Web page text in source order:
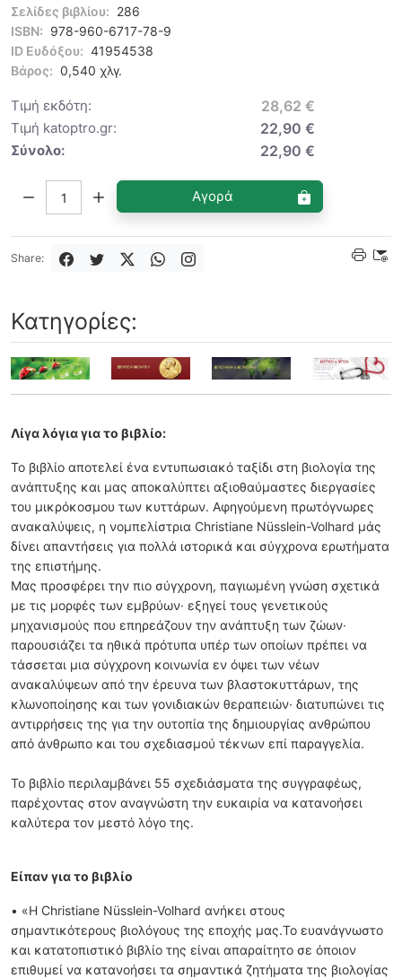
Σελίδες βιβλίου: 286
ISBN: 978-960-6717-78-9
ID Ευδόξου: 41954538
Βάρος: 0,540 χλγ.
Τιμή εκδότη: 28,62 €
Τιμή katoptro.gr: 22,90 €
Σύνολο: 22,90 €
Αγορά
Share:
Κατηγορίες:
Λίγα λόγια για το βιβλίο:
Το βιβλίο αποτελεί ένα εντυπωσιακό ταξίδι στη βιολογία της
ανάπτυξης και μας αποκαλύπτει αξιοθαύμαστες διεργασίες
του μικρόκοσμου των κυττάρων. Αφηγούμενη πρωτόγνωρες
ανακαλύψεις, η νομπελίστρια Christiane Nüsslein-Volhard μάς
δίνει απαντήσεις για πολλά ιστορικά και σύγχρονα ερωτήματα
της επιστήμης.
Μας προσφέρει την πιο σύγχρονη, παγιωμένη γνώση σχετικά
με τις μορφές των εμβρύων· εξηγεί τους γενετικούς
μηχανισμούς που επηρεάζουν την ανάπτυξη των ζώων·
παρουσιάζει τα ηθικά πρότυπα υπέρ των οποίων πρέπει να
τάσσεται μια σύγχρονη κοινωνία εν όψει των νέων
ανακαλύψεων από την έρευνα των βλαστοκυττάρων, της
κλωνοποίησης και των γονιδιακών θεραπειών· διατυπώνει τις
αντιρρήσεις της για την ουτοπία της δημιουργίας ανθρώπου
από άνθρωπο και του σχεδιασμού τέκνων επί παραγγελία.
Το βιβλίο περιλαμβάνει 55 σχεδιάσματα της συγγραφέως,
παρέχοντας στον αναγνώστη την ευκαιρία να κατανοήσει
καλύτερα τον μεστό λόγο της.
Είπαν για το βιβλίο
• «Η Christiane Nüsslein-Volhard ανήκει στους
σημαντικότερους βιολόγους της εποχής μας.Το ευανάγνωστο
και κατατοπιστικό βιβλίο της είναι απαραίτητο σε όποιον
επιθυμεί να κατανοήσει τα σημαντικά ζητήματα της βιολογίας